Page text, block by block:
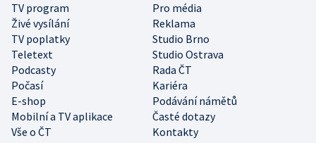
TV program
Pro média
Živé vysílání
Reklama
TV poplatky
Studio Brno
Teletext
Studio Ostrava
Podcasty
Rada ČT
Počasí
Kariéra
E-shop
Podávání námětů
Mobilní a TV aplikace
Časté dotazy
Vše o ČT
Kontakty